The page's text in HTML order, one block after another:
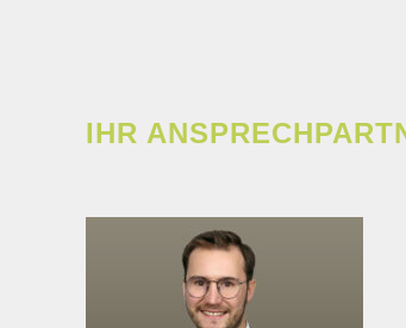
IHR